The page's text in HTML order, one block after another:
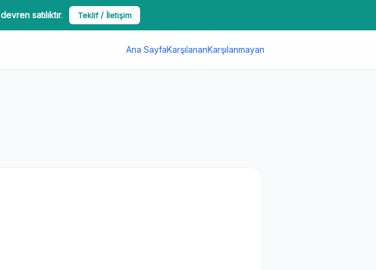
devren satılıktır. Teklif / İletişim
Ana SayfaKarşılananKarşılanmayan